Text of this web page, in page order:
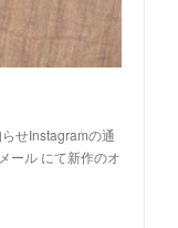
せInstagramの通
ール にて新作のオ